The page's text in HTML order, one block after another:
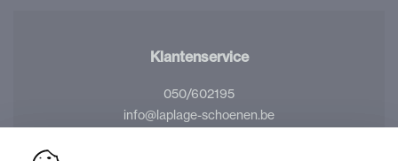
Klantenservice
050/602195
info@laplage-schoenen.be